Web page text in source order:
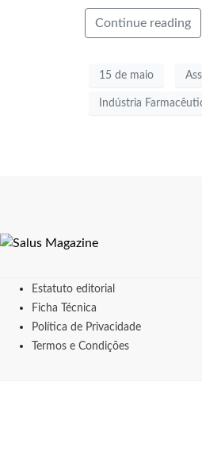
Continue reading
15 de maio
Indústria
Estatuto editorial
Ficha Técnica
Política de Privacidade
Termos e Condições